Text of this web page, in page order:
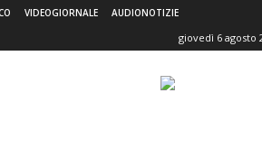
VIDEOGIORNALE AUDIONOTIZIE
giovedì 6 agosto